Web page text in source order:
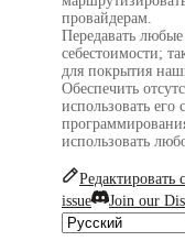
провайдерам.
Передавать любые
себестоимости;
для покрытия
Обеспечить
использовать
использовать
Редактировать
issue
Join our